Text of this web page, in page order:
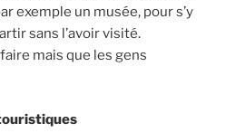
exemple un musée, pour s’y
sans l’avoir visité.
faire mais que les gens